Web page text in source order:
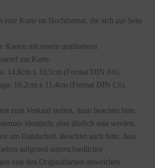
eine Karte im Hochformat, die sich zur Seite
Karten mit einem qualitativen
zur Karte.
14,8cm x 10,5cm (Format DIN A6).
16,2cm x 11,4cm (Format DIN C6).
zum Verkauf stehen, dann beachtet bitte,
identisch, aber ähnlich sein werden.
um Handarbeit. Beachtet auch bitte, dass
aufgrund unterschiedlicher
von den Originalfarben abweichen